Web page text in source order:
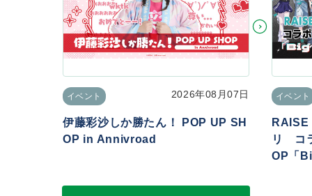
イベント 2026年08月07日
伊藤彩沙しか勝たん！ POP UP SH
OP in Annivroad
イベント
RAISE
リ コ
OP「